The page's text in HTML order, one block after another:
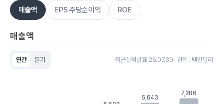
매출액 EPS 주당순이익 ROE
매출액
연간 분기 최근실적발표 26.07.30 · 단위 : 백만달러
The chart has 1 X axis displaying categories.
6,643
6,643
7,286
7,286